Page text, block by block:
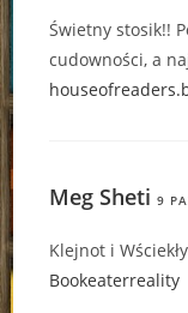
Świetny stosik!!
cudowności, a
Meg Sheti 9
Klejnot i
Bookeaterreality